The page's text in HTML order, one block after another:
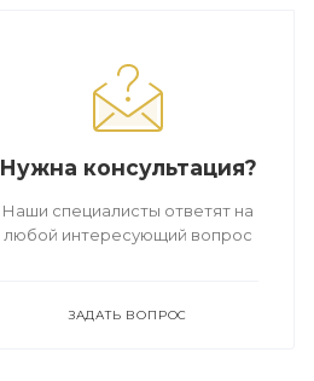
Нужна консультация?
Наши специалисты ответят на
любой интересующий вопрос
ЗАДАТЬ ВОПРОС